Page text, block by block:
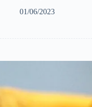
01/06/2023